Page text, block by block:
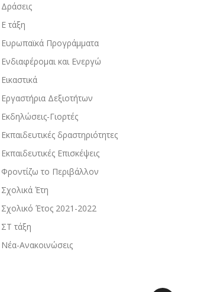
Δράσεις
Ε τάξη
Ευρωπαϊκά Προγράμματα
Ενδιαφέρομαι και Ενεργώ
Εικαστικά
Εργαστήρια Δεξιοτήτων
Εκδηλώσεις-Γιορτές
Εκπαιδευτικές δραστηριότητες
Εκπαιδευτικές Επισκέψεις
Φροντίζω το Περιβάλλον
Σχολικά Έτη
Σχολικό Έτος 2021-2022
ΣΤ τάξη
Νέα-Ανακοινώσεις